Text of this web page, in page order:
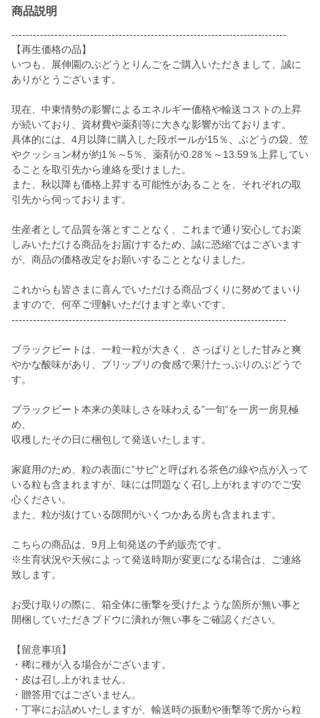
商品説明
-----------------------------------------------------------------------------
【再生価格の品】
いつも、展伸園のぶどうとりんごをご購入いただきまして、誠に
ありがとうございます。
現在、中東情勢の影響によるエネルギー価格や輸送コストの上昇
が続いており、資材費や薬剤等に大きな影響が出ております。
具体的には、4月以降に購入した段ボールが15％、ぶどうの袋、笠
やクッション材が約1％～5％、薬剤が0.28％～13.59％上昇してい
ることを取引先から連絡を受けました。
また、秋以降も価格上昇する可能性があることを、それぞれの取
引先から伺っております。
生産者として品質を落とすことなく、これまで通り安心してお楽
しみいただける商品をお届けするため、誠に恐縮ではございます
が、商品の価格改定をお願いすることとなりました。
これからも皆さまに喜んでいただける商品づくりに努めてまいり
ますので、何卒ご理解いただけますと幸いです。
-----------------------------------------------------------------------------
ブラックビートは、一粒一粒が大きく、さっぱりとした甘みと爽
やかな酸味があり、プリップリの食感で果汁たっぷりのぶどうで
す。
ブラックビート本来の美味しさを味わえる”一旬”を一房一房見極
め、
収穫したその日に梱包して発送いたします。
家庭用のため、粒の表面に”サビ”と呼ばれる茶色の線や点が入って
いる粒も含まれますが、味には問題なく召し上がれますのでご安
心ください。
また、粒が抜けている隙間がいくつかある房も含まれます。
こちらの商品は、9月上旬発送の予約販売です。
※生育状況や天候によって発送時期が変更になる場合は、ご連絡
致します。
お受け取りの際に、箱全体に衝撃を受けたような箇所が無い事と
開梱していただきブドウに潰れが無い事をご確認ください。
【留意事項】
・稀に種が入る場合がございます。
・皮は召し上がれません。
・贈答用ではございません。
・丁寧にお詰めいたしますが、輸送時の振動や衝撃等で房から粒